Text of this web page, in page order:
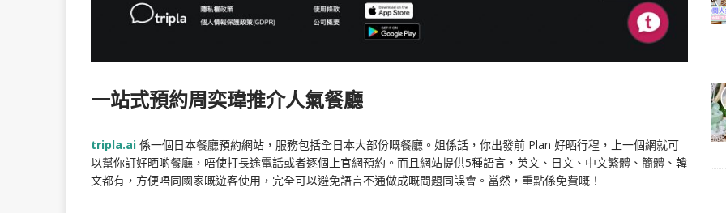
一站式預約周奕瑋推介人氣餐廳
tripla.ai 係一個日本餐廳預約網站，服務包括全日本大部份嘅餐廳。姐係話，你出發前 Plan 好晒行程，上一個網就可
以幫你訂好晒啲餐廳，唔使打長途電話或者逐個上官網預約。而且網站提供5種語言，英文、日文、中文繁體、簡體、韓
文都有，方便唔同國家嘅遊客使用，完全可以避免語言不通做成嘅問題同誤會。當然，重點係免費嘅！